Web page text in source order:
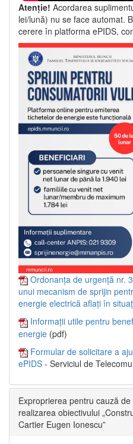
Atenție! Acordarea
lei/lună) nu se face automat.
cerere în platforma ePIDS,
Ordonanța de urgență nr.
unui mecanism de sprijin
energie electrică aflați în
Informații utile pentru
energie (pdf)
Formular de solicitare a
ePIDS - Serviciul de
Exproprierea pentru cauză
realizarea obiectivului
Cartier Eugen Ionescu”